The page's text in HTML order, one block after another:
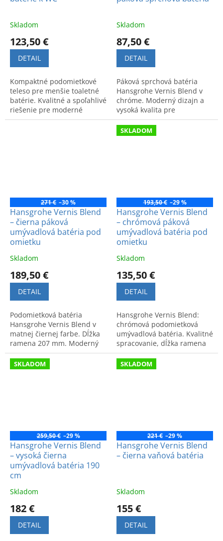
Skladom
123,50 €
DETAIL
Kompaktné podomietkové
teleso pre menšie toaletné
batérie. Kvalitné a spoľahlivé
riešenie pre moderné
kúpeľne.
Skladom
87,50 €
DETAIL
Páková sprchová batéria
Hansgrohe Vernis Blend v
chróme. Moderný dizajn a
vysoká kvalita pre
maximálny komfort. Kód
produktu: 71640000.
271 € –30 %
Hansgrohe Vernis Blend
– čierna páková
umývadlová batéria pod
omietku
Skladom
189,50 €
DETAIL
Podomietková batéria
Hansgrohe Vernis Blend v
matnej čiernej farbe. Dĺžka
ramena 207 mm. Moderný
dizajn a vysoká kvalita pre
vašu kúpeľňu.
SKLADOM
193,50 € –29 %
Hansgrohe Vernis Blend
– chrómová páková
umývadlová batéria pod
omietku
Skladom
135,50 €
DETAIL
Hansgrohe Vernis Blend:
chrómová podomietková
umývadlová batéria. Kvalitné
spracovanie, dĺžka ramena
207 mm. Štýlový dizajn a
komfortné používanie.
SKLADOM
259,50 € –29 %
Hansgrohe Vernis Blend
– vysoká čierna
umývadlová batéria 190
cm
Skladom
182 €
DETAIL
SKLADOM
221 € –29 %
Hansgrohe Vernis Blend
– čierna vaňová batéria
Skladom
155 €
DETAIL